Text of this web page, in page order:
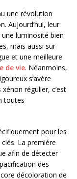
une révolution
Aujourd’hui, leur
luminosité bien
mais aussi sur
et une meilleure
de vie. Néanmoins,
s’avère
régulier, c’est
toutes
pour les
La première
afin de détecter
des
décoloration de